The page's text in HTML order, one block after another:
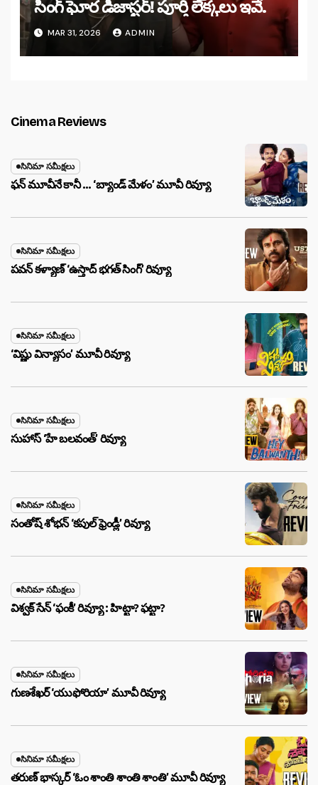
సింగ్ ఘోర డిజాస్టర్! పూర్తి లెక్కలు ఇవే.
MAR 31, 2026 ADMIN
Cinema Reviews
సినిమా సమీక్షలు
ఫన్ మూవీనే కానీ … ‘బ్యాండ్‌ మేళం’ మూవీ రివ్యూ
సినిమా సమీక్షలు
పవన్ కళ్యాణ్ ‘ఉస్తాద్ భ‌గ‌త్ సింగ్’ రివ్యూ
సినిమా సమీక్షలు
‘విష్ణు విన్యాసం’ మూవీ రివ్యూ
సినిమా సమీక్షలు
సుహాస్ ‘హే బలవంత్’ రివ్యూ
సినిమా సమీక్షలు
సంతోష్ శోభన్ ‘కపుల్ ఫ్రెండ్లీ’ రివ్యూ
సినిమా సమీక్షలు
విశ్వక్ సేన్ ‘ఫంకీ’ రివ్యూ : హిట్టా? ఫట్టా?
సినిమా సమీక్షలు
గుణశేఖర్ ‘యుఫోరియా’ మూవీ రివ్యూ
సినిమా సమీక్షలు
తరుణ్ భాస్కర్ ‘ఓం శాంతి శాంతి శాంతి’ మూవీ రివ్యూ